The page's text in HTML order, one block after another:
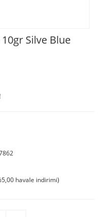
Silve Blue
havale indirimi)